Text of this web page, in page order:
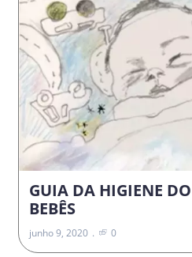
GUIA DA HIGIENE
BEBÊS
junho 9, 2020 0